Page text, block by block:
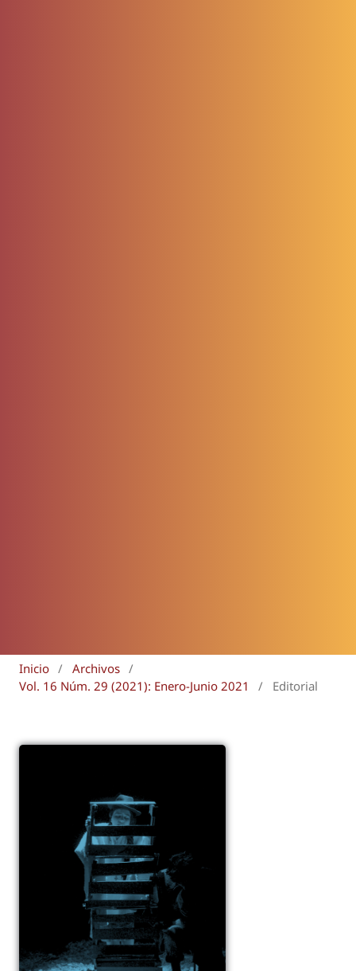
Inicio / Archivos /
Vol. 16 Núm. 29 (2021): Enero-Junio 2021
/ Editorial